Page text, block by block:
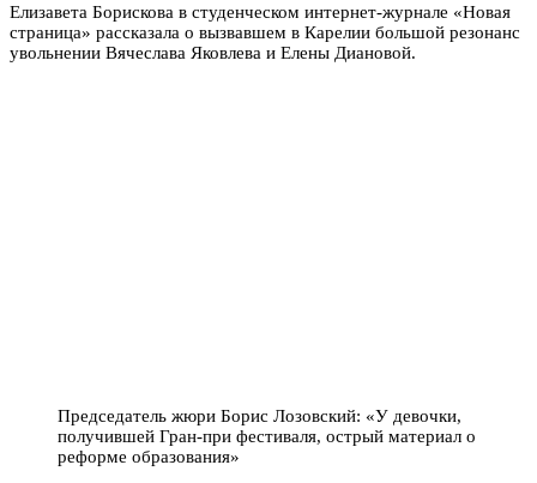
Елизавета Борискова в студенческом интернет-журнале «Новая
страница» рассказала о вызвавшем в Карелии большой резонанс
увольнении Вячеслава Яковлева и Елены Диановой.
Председатель жюри Борис Лозовский: «У девочки,
получившей Гран-при фестиваля, острый материал о
реформе образования»